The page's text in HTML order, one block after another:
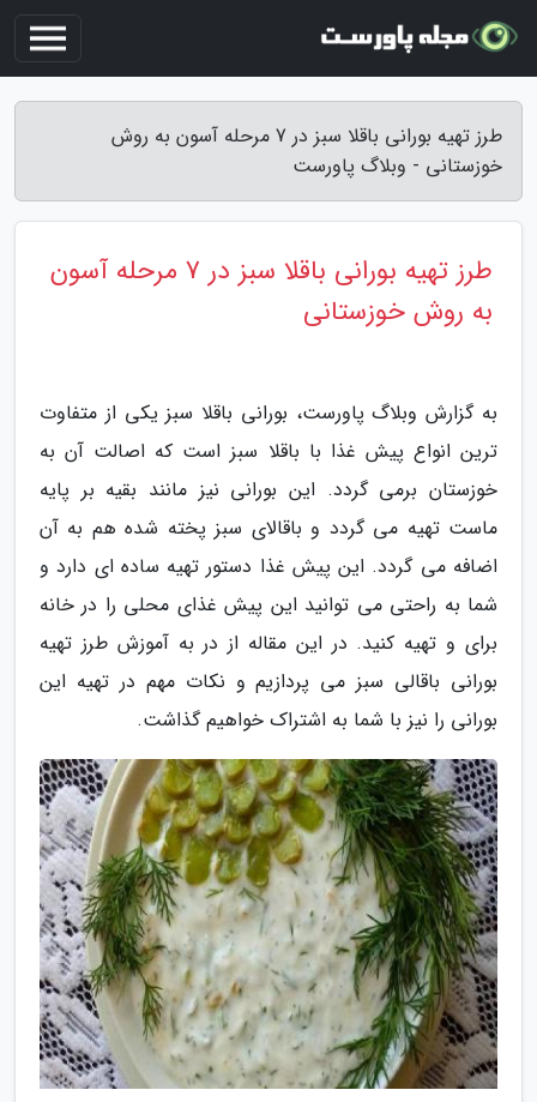
طرز تهیه بورانی باقلا سبز در 7 مرحله آسون به روش
خوزستانی - وبلاگ پاورست
طرز تهیه بورانی باقلا سبز در 7 مرحله آسون
به روش خوزستانی
به گزارش وبلاگ پاورست، بورانی باقلا سبز یکی از متفاوت
ترین انواع پیش غذا با باقلا سبز است که اصالت آن به
خوزستان برمی گردد. این بورانی نیز مانند بقیه بر پایه
ماست تهیه می گردد و باقالای سبز پخته شده هم به آن
اضافه می گردد. این پیش غذا دستور تهیه ساده ای دارد و
شما به راحتی می توانید این پیش غذای محلی را در خانه
برای و تهیه کنید. در این مقاله از در به آموزش طرز تهیه
بورانی باقالی سبز می پردازیم و نکات مهم در تهیه این
بورانی را نیز با شما به اشتراک خواهیم گذاشت.